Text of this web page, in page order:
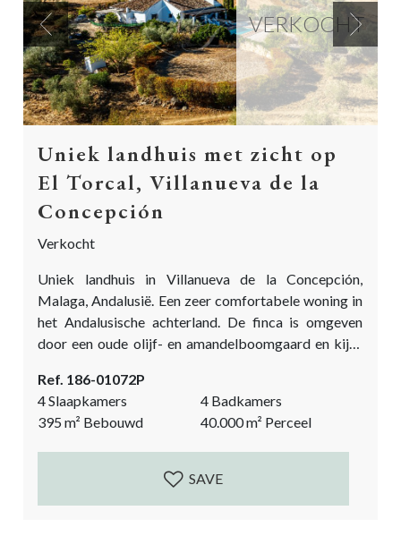
VERKOCHT
Previous Next
Uniek landhuis met zicht op
El Torcal, Villanueva de la
Concepción
Verkocht
Uniek landhuis in Villanueva de la Concepción,
Malaga, Andalusië. Een zeer comfortabele woning in
het Andalusische achterland. De finca is omgeven
door een oude olijf- en amandelboomgaard en kijkt
Het huis is gebouwd in 2007 en er zijn veel
authentieke details toegevoegd om het een echt
Andalusisch gevoel te geven. Antieke houten deuren,
de geplaveide binnenplaats, de hoge balkenplafonds,
Ref. 186-01072P
4 Slaapkamers
4 Badkamers
395m² Bebouwd 40.000m² Perceel
SAVE